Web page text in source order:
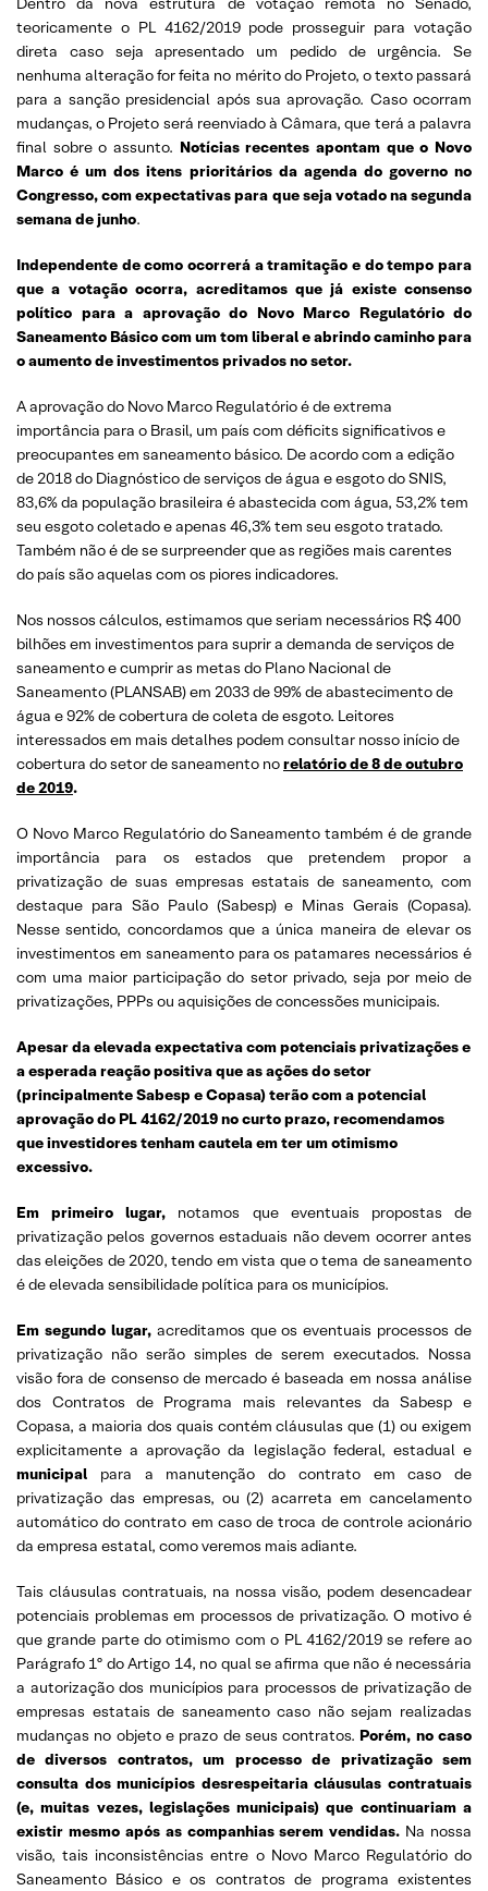
teoricamente o PL 4162/2019 pode prosseguir para votação
direta caso seja apresentado um pedido de urgência. Se
nenhuma alteração for feita no mérito do Projeto, o texto passará
para a sanção presidencial após sua aprovação. Caso ocorram
mudanças, o Projeto será reenviado à Câmara, que terá a palavra
final sobre o assunto. Notícias recentes apontam que o Novo
Marco é um dos itens prioritários da agenda do governo no
Congresso, com expectativas para que seja votado na segunda
semana de junho.
Independente de como ocorrerá a tramitação e do tempo para
que a votação ocorra, acreditamos que já existe consenso
político para a aprovação do Novo Marco Regulatório do
Saneamento Básico com um tom liberal e abrindo caminho para
o aumento de investimentos privados no setor.
A aprovação do Novo Marco Regulatório é de extrema
importância para o Brasil, um país com déficits significativos e
preocupantes em saneamento básico. De acordo com a edição
de 2018 do Diagnóstico de serviços de água e esgoto do SNIS,
83,6% da população brasileira é abastecida com água, 53,2% tem
seu esgoto coletado e apenas 46,3% tem seu esgoto tratado.
Também não é de se surpreender que as regiões mais carentes
do país são aquelas com os piores indicadores.
Nos nossos cálculos, estimamos que seriam necessários R$ 400
bilhões em investimentos para suprir a demanda de serviços de
saneamento e cumprir as metas do Plano Nacional de
Saneamento (PLANSAB) em 2033 de 99% de abastecimento de
água e 92% de cobertura de coleta de esgoto. Leitores
interessados em mais detalhes podem consultar nosso início de
cobertura do setor de saneamento norelatório de 8 de outubro
de 2019.
O Novo Marco Regulatório do Saneamento também é de grande
importância para os estados que pretendem propor a
privatização de suas empresas estatais de saneamento, com
destaque para São Paulo (Sabesp) e Minas Gerais (Copasa).
Nesse sentido, concordamos que a única maneira de elevar os
investimentos em saneamento para os patamares necessários é
com uma maior participação do setor privado, seja por meio de
privatizações, PPPs ou aquisições de concessões municipais.
Apesar da elevada expectativa com potenciais privatizações e
a esperada reação positiva que as ações do setor
(principalmente Sabesp e Copasa) terão com a potencial
aprovação do PL 4162/2019 no curto prazo, recomendamos
que investidores tenham cautela em ter um otimismo
excessivo.
Em primeiro lugar, notamos que eventuais propostas de
privatização pelos governos estaduais não devem ocorrer antes
das eleições de 2020, tendo em vista que o tema de saneamento
é de elevada sensibilidade política para os municípios.
Em segundo lugar, acreditamos que os eventuais processos de
privatização não serão simples de serem executados. Nossa
visão fora de consenso de mercado é baseada em nossa análise
dos Contratos de Programa mais relevantes da Sabesp e
Copasa, a maioria dos quais contém cláusulas que (1) ou exigem
explicitamente a aprovação da legislação federal, estadual e
municipal para a manutenção do contrato em caso de
privatização das empresas, ou (2) acarreta em cancelamento
automático do contrato em caso de troca de controle acionário
da empresa estatal, como veremos mais adiante.
Tais cláusulas contratuais, na nossa visão, podem desencadear
potenciais problemas em processos de privatização. O motivo é
que grande parte do otimismo com o PL 4162/2019 se refere ao
Parágrafo 1º do Artigo 14, no qual se afirma que não é necessária
a autorização dos municípios para processos de privatização de
empresas estatais de saneamento caso não sejam realizadas
mudanças no objeto e prazo de seus contratos. Porém, no caso
de diversos contratos, um processo de privatização sem
consulta dos municípios desrespeitaria cláusulas contratuais
(e, muitas vezes, legislações municipais) que continuariam a
existir mesmo após as companhias serem vendidas. Na nossa
visão, tais inconsistências entre o Novo Marco Regulatório do
Saneamento Básico e os contratos de programa existentes